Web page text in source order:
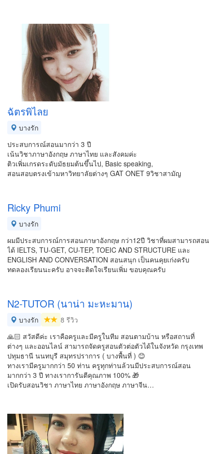
ฉัตรพิไลย
บางรัก
ประสบการณ์สอนมากว่า 3 ปี
เน้นวิชาภาษาอังกฤษ ภาษาไทย และสังคมค่ะ
ติวเพิ่มเกรดระดับมัธยมต้นขึ้นไป, Basic speaking,
สอนสอบตรงเข้ามหาวิทยาลัยต่างๆ GAT ONET 9วิชาสามัญ
Ricky Phumi
บางรัก
ผมมีประสบการณ์การสอนภาษาอังกฤษ กว่า12ปี วิชาที่ผมสามารถสอน
ได้ IELTS, TU-GET, CU-TEP, TOEIC AND STRUCTURE และ
ENGLISH AND CONVERSATION สอนสนุก เป็นคนคุยเก่งครับ
ทดลองเรียนนะครับ อาจจะติดใจเรียนเพิ่ม ขอบคุณครับ
N2-TUTOR (นาน่า มะหะมาน)
บางรัก
8 รีวิว
🙏🏻 สวัสดีค่ะ เราคือครูและมีครูในทีม สอนตามบ้าน หรือสถานที่
ต่างๆ และออนไลน์ สามารถจัดครูสอนตัวต่อตัวได้ในจังหวัด กรุงเทพ
ปทุมธานี นนทบุรี สมุทรปราการ ( บางพื้นที่ ) 😊
ทางเรามีครูมากกว่า 50 ท่าน ครูทุกท่านล้วนมีประสบการณ์สอน
มากกว่า 3 ปี ทางเราการันตีคุณภาพ 100% 🎁
เปิดรับสอนวิชา ภาษาไทย ภาษาอังกฤษ ภาษาจีน…